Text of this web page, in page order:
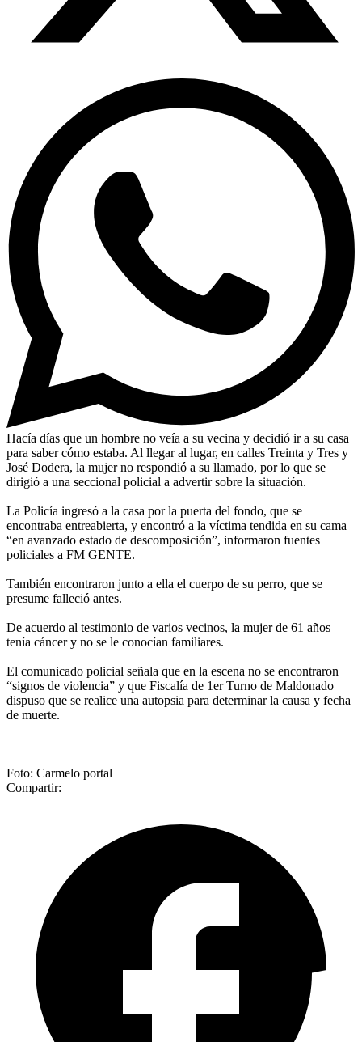
Hacía días que un hombre no veía a su vecina y decidió ir a su casa
para saber cómo estaba. Al llegar al lugar, en calles Treinta y Tres y
José Dodera, la mujer no respondió a su llamado, por lo que se
dirigió a una seccional policial a advertir sobre la situación.
La Policía ingresó a la casa por la puerta del fondo, que se
encontraba entreabierta, y encontró a la víctima tendida en su cama
“en avanzado estado de descomposición”, informaron fuentes
policiales a FM GENTE.
También encontraron junto a ella el cuerpo de su perro, que se
presume falleció antes.
De acuerdo al testimonio de varios vecinos, la mujer de 61 años
tenía cáncer y no se le conocían familiares.
El comunicado policial señala que en la escena no se encontraron
“signos de violencia” y que Fiscalía de 1er Turno de Maldonado
dispuso que se realice una autopsia para determinar la causa y fecha
de muerte.
Foto: Carmelo portal
Compartir: